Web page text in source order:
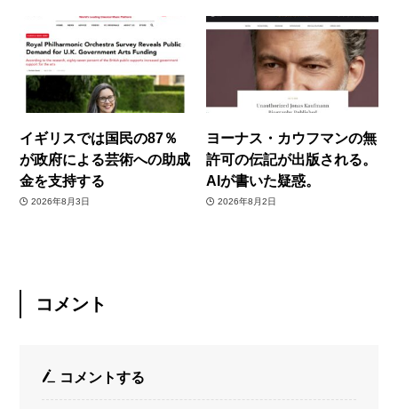
イギリスでは国民の87％
が政府による芸術への助成
金を支持する
2026年8月3日
ヨーナス・カウフマンの無
許可の伝記が出版される。
AIが書いた疑惑。
2026年8月2日
コメント
コメントする